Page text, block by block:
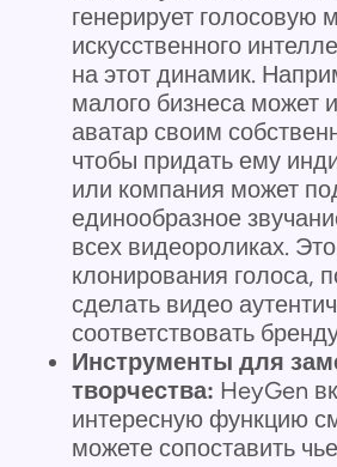
генерирует голосовую
искусственного
на этот динамик.
малого бизнеса может
аватар своим
чтобы придать ему
или компания может
единообразное
всех видеороликах.
клонирования голоса,
сделать видео
соответствовать
Инструменты для
творчества: HeyGen
интересную функцию
можете сопоставить